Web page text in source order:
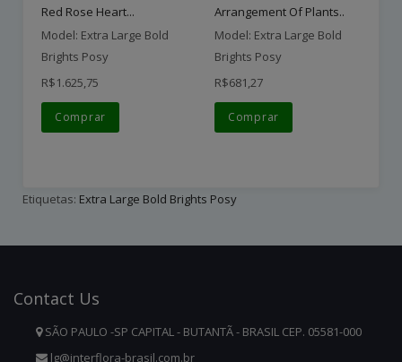
Red Rose Heart...
Model: Extra Large Bold
Brights Posy
R$1.625,75
Comprar
Arrangement Of Plants..
Model: Extra Large Bold
Brights Posy
R$681,27
Comprar
Etiquetas: Extra Large Bold Brights Posy
Contact Us
SÃO PAULO -SP CAPITAL - BUTANTÃ - BRASIL CEP. 05581-000
lg@interflora-brasil.com.br